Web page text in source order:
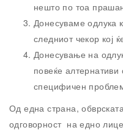
нешто по тоа
Донесуваме одлука
следниот чекор кој
Донесување на
повеќе
специфичен
Од една страна,
одговорност на едно